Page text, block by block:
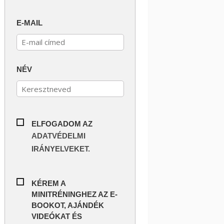
E-MAIL
NÉV
ELFOGADOM AZ
ADATVÉDELMI
IRÁNYELVEKET.
KÉREM A
MINITRÉNINGHEZ AZ E-
BOOKOT, AJÁNDÉK
VIDEÓKAT ÉS